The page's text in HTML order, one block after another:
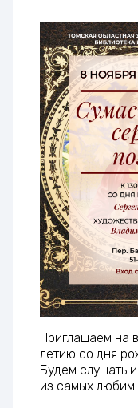
Приглашаем на
летию со дня
Будем слушать
из самых